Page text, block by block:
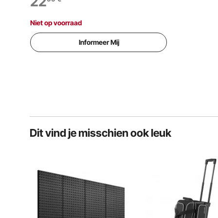
hoeden
Niet op voorraad
Informeer Mij
Dit vind je misschien ook leuk